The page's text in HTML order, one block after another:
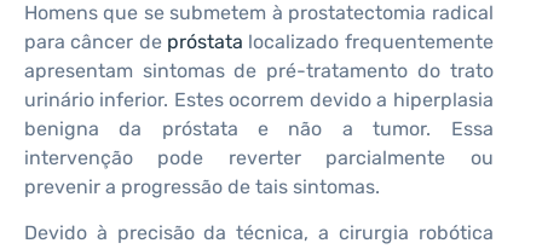
Homens que se submetem à prostatectomia radical
para câncer de próstata localizado frequentemente
apresentam sintomas de pré-tratamento do trato
urinário inferior. Estes ocorrem devido a hiperplasia
benigna da próstata e não a tumor. Essa
intervenção pode reverter parcialmente ou
prevenir a progressão de tais sintomas.
Devido à precisão da técnica, a cirurgia robótica